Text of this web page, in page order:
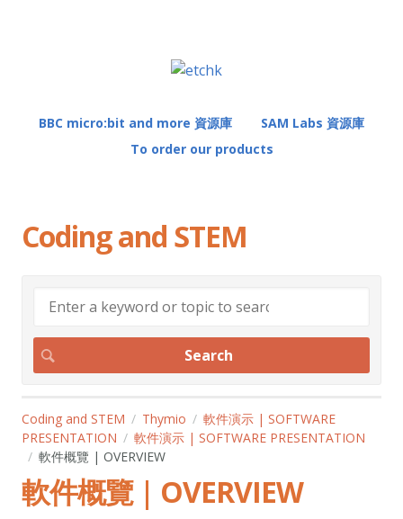
BBC micro:bit and more 資源庫
SAM Labs 資源庫
To order our products
Coding and STEM
Coding and STEM Thymio
軟件演示 | SOFTWARE
PRESENTATION
軟件演示 | SOFTWARE PRESENTATION
軟件概覽 | OVERVIEW
軟件概覽 | OVERVIEW